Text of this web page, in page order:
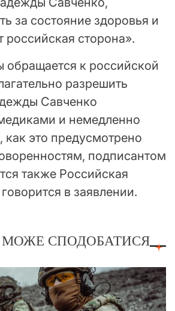
за состояние здоровья и
российская сторона».
к российской
разрешить
Савченко
и немедленно
как это предусмотрено
подписантом
также Российская
в заявлении.
СПОДОБАТИСЯ